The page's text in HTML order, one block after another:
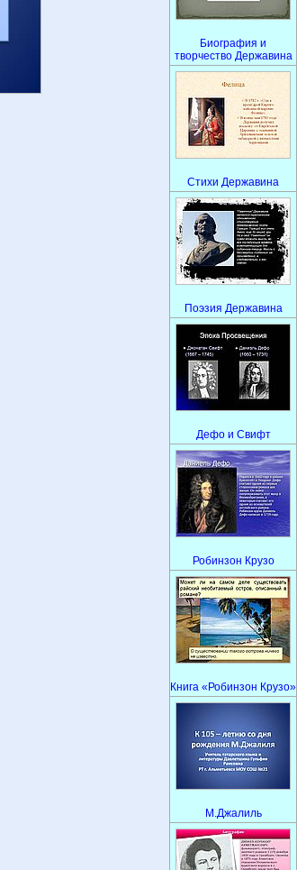
Биография и
творчество Державина
Стихи Державина
Поэзия Державина
Дефо и Свифт
Робинзон Крузо
Книга «Робинзон Крузо»
М.Джалиль